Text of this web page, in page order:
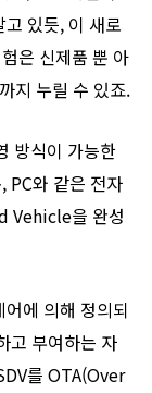
있듯, 이 새로
은 신제품 뿐 아
지 누릴 수 있죠.
방식이 가능한
PC와 같은 전자
Vehicle을 완성
에 의해 정의되
고 부여하는 자
를 OTA(Over